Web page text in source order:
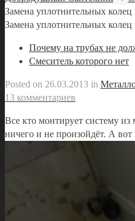
Замена уплотнительных
Замена уплотнительных
Почему на трубах не
Смеситель которого нет
Posted on 26.03.2013 in
13 комментариев
Все кто монтирует систему из
ничего и не произойдёт. А